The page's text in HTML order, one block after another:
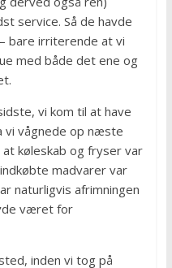
service. Så de havde
bare irriterende at vi
med både det ene og
vi kom til at have
vi vågnede op næste
køleskab og fryser var
madvarer var
naturligvis afrimningen
været for
inden vi tog på